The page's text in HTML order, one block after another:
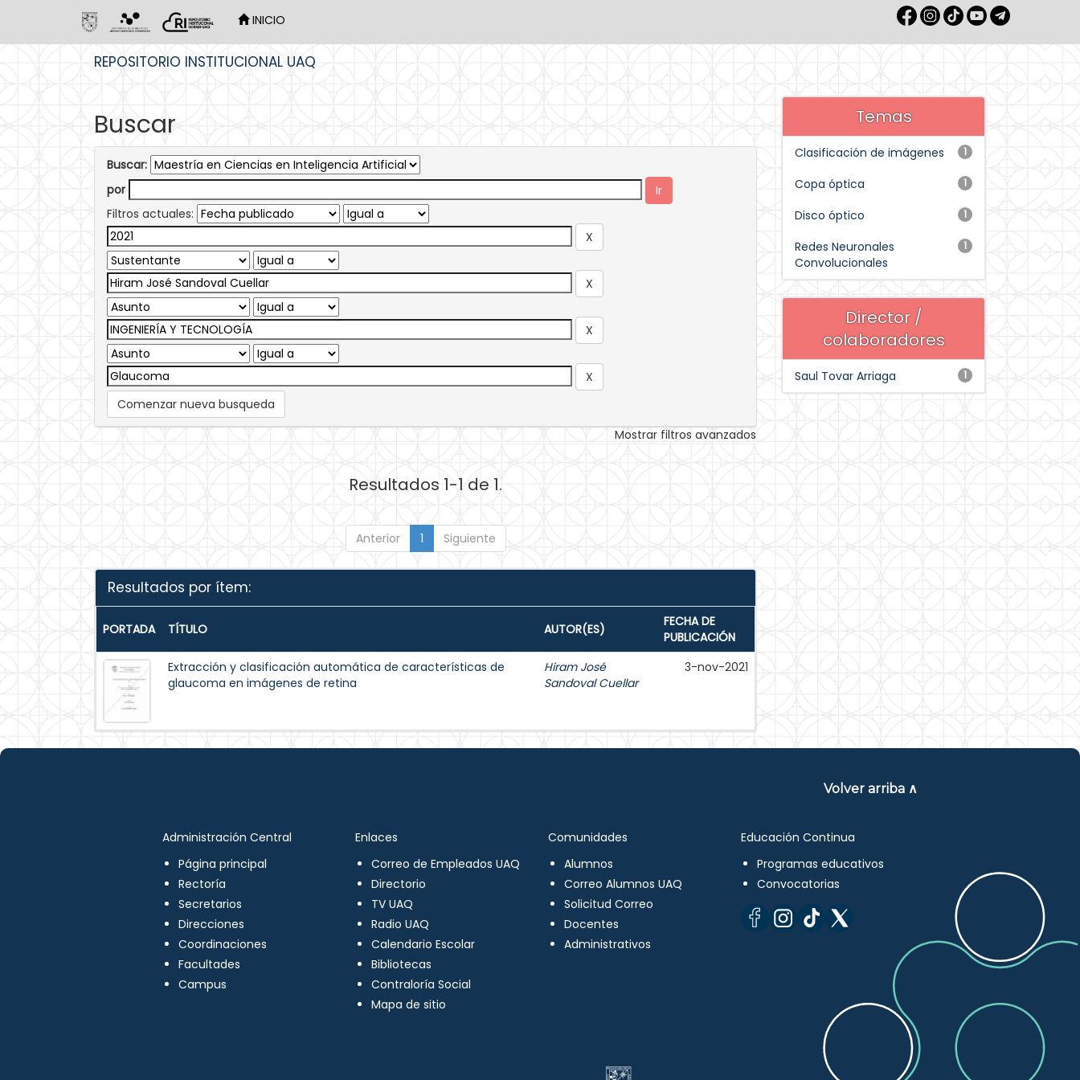
INICIO
REPOSITORIO INSTITUCIONAL UAQ
Buscar
Buscar:
por
Filtros actuales:
Comenzar nueva busqueda
Mostrar filtros avanzados
Resultados 1-1 de 1.
Anterior 1 Siguiente
Resultados por ítem:
PORTADA TÍTULO AUTOR(ES)
FECHA DE
PUBLICACIÓN
Extracción y clasificación automática de características de
glaucoma en imágenes de retina
Hiram José
Sandoval Cuellar
3-nov-2021
Temas
1
Clasificación de imágenes
1
Copa óptica
1
Disco óptico
1
Redes Neuronales
Convolucionales
Director /
colaboradores
1
Saul Tovar Arriaga
Volver arriba ∧
Administración Central
Página principal
Rectoría
Secretarios
Direcciones
Coordinaciones
Facultades
Campus
Enlaces
Correo de Empleados UAQ
Directorio
TV UAQ
Radio UAQ
Calendario Escolar
Bibliotecas
Contraloría Social
Mapa de sitio
Comunidades
Alumnos
Correo Alumnos UAQ
Solicitud Correo
Docentes
Administrativos
Educación Continua
Programas educativos
Convocatorias